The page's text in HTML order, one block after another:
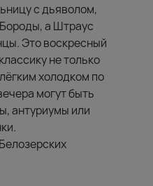
с дьяволом,
а Штраус
Это воскресный
не только
холодком по
могут быть
антуриумы или